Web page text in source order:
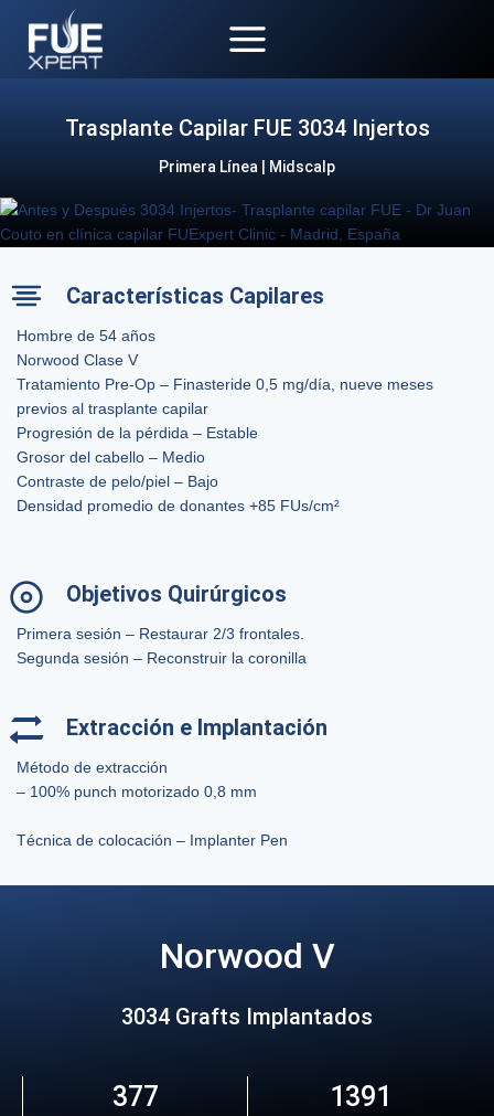
contenido
Trasplante Capilar FUE 3034 Injertos
Primera Línea | Midscalp
Características Capilares
Hombre de 54 años
Norwood Clase V
Tratamiento Pre-Op – Finasteride 0,5 mg/día, nueve meses
previos al trasplante capilar
Progresión de la pérdida – Estable
Grosor del cabello – Medio
Contraste de pelo/piel – Bajo
Densidad promedio de donantes +85 FUs/cm²
Objetivos Quirúrgicos
Primera sesión – Restaurar 2/3 frontales.
Segunda sesión – Reconstruir la coronilla
Extracción e Implantación
Método de extracción
– 100% punch motorizado 0,8 mm
Técnica de colocación – Implanter Pen
Norwood V
3034 Grafts Implantados
377 1391